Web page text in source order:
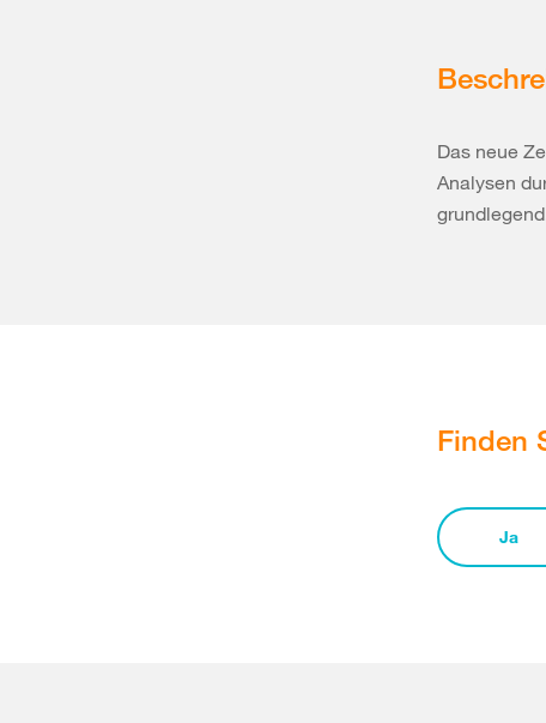
Das neue
Analysen
Finden
Ja